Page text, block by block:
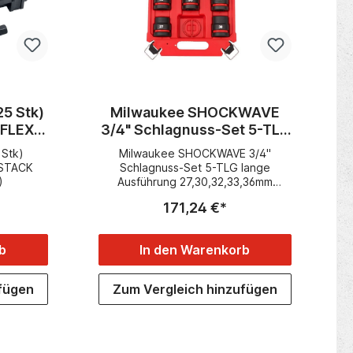
Bithalter schlagfest, magnetisch.
Stk)
T10)
Milwaukee SHOCKWAVE
3/4" Schlagnuss-Set 5-TLG
lange Ausführung
27,30,32,33,36mm
Milwaukee SHOCKWAVE 3/4"
Schlagnuss-Set 5-TLG lange
Ausführung 27,30,32,33,36mm
:27, 30, 32, 33, 36 mm Standard-
171,24 €*
In den Warenkorb
Zum Vergleich hinzufügen